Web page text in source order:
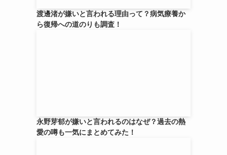
渡邊渚が嫌いと言われる理由って？病気療養か
ら復帰への道のりも調査！
永野芽郁が嫌いと言われるのはなぜ？過去の熱
愛の噂も一気にまとめてみた！